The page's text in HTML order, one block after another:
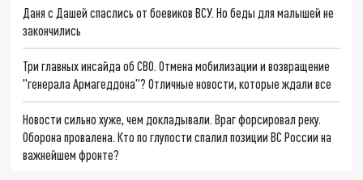
Даня с Дашей спаслись от боевиков ВСУ. Но беды для малышей не
закончились
Три главных инсайда об СВО. Отмена мобилизации и возвращение
"генерала Армагеддона"? Отличные новости, которые ждали все
Новости сильно хуже, чем докладывали. Враг форсировал реку.
Оборона провалена. Кто по глупости спалил позиции ВС России на
важнейшем фронте?